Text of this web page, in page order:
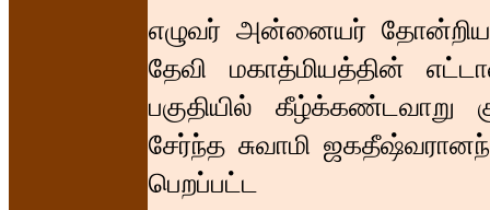
எழுவர் அன்னையர் தோன்றிய
தேவி மகாத்மியத்தின்
பகுதியில் கீழ்க்கண்டவாறு
சேர்ந்த சுவாமி